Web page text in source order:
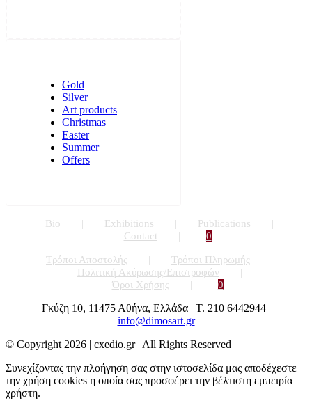
Gold
Silver
Art products
Christmas
Easter
Summer
Offers
Bio Exhibitions
Publications
Contact
0
Τρόποι Αποστολής
Τρόποι Πληρωμής
Πολιτική Ακύρωσης/Επιστροφών
Όροι Χρήσης
0
Γκύζη 10, 11475 Αθήνα, Ελλάδα | Τ. 210 6442944 |
info@dimosart.gr
© Copyright 2026 | cxedio.gr | All Rights Reserved
Συνεχίζοντας την πλοήγηση σας στην ιστοσελίδα μας αποδέχεστε
την χρήση cookies η οποία σας προσφέρει την βέλτιστη εμπειρία
χρήστη.